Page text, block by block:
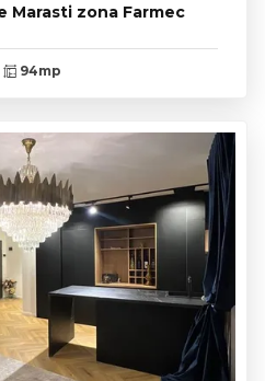
Marasti zona Farmec
94mp